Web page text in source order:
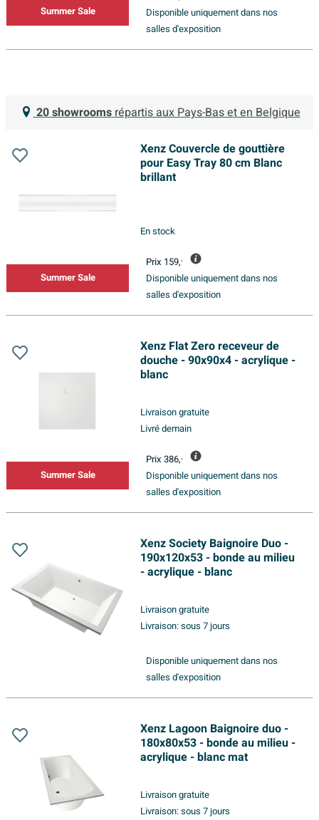
Summer Sale
Disponible uniquement dans nos
salles d'exposition
Summer Sale
Xenz Couvercle de gouttière
pour Easy Tray 80 cm Blanc
brillant
En stock
Prix 159,-
Disponible uniquement dans nos
salles d'exposition
Summer Sale
Xenz Flat Zero receveur de
douche - 90x90x4 - acrylique -
blanc
Livraison gratuite
Livré demain
Prix 386,-
Disponible uniquement dans nos
salles d'exposition
Xenz Society Baignoire Duo -
190x120x53 - bonde au milieu
- acrylique - blanc
Livraison gratuite
Livraison:sous 7 jours
Disponible uniquement dans nos
salles d'exposition
Xenz Lagoon Baignoire duo -
180x80x53 - bonde au milieu -
acrylique - blanc mat
Livraison gratuite
Livraison:sous 7 jours
20 showrooms répartis aux Pays-Bas et en Belgique